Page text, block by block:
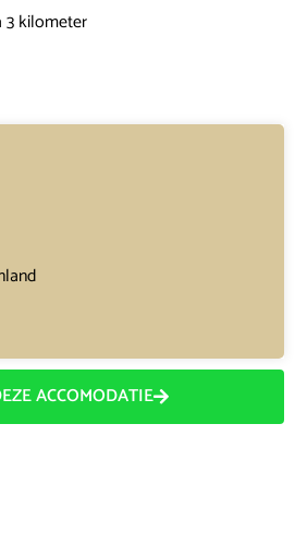
3 kilometer
ACCOMODATIE